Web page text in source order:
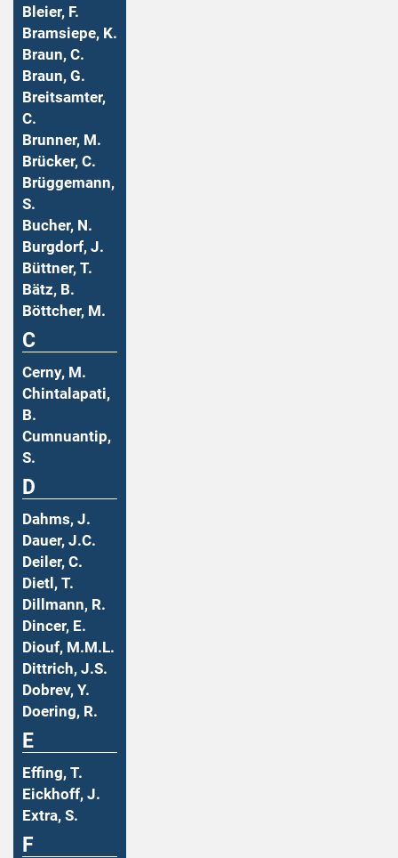
Bleier, F.
Bramsiepe, K.
Braun, C.
Braun, G.
Breitsamter,
C.
Brunner, M.
Brücker, C.
Brüggemann,
S.
Bucher, N.
Burgdorf, J.
Büttner, T.
Bätz, B.
Böttcher, M.
C
Cerny, M.
Chintalapati,
B.
Cumnuantip,
S.
D
Dahms, J.
Dauer, J.C.
Deiler, C.
Dietl, T.
Dillmann, R.
Dincer, E.
Diouf, M.M.L.
Dittrich, J.S.
Dobrev, Y.
Doering, R.
E
Effing, T.
Eickhoff, J.
Extra, S.
F